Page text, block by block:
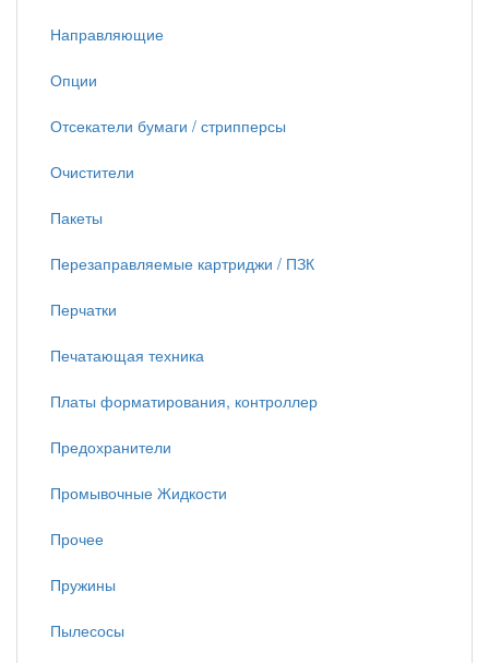
Направляющие
Опции
Отсекатели бумаги / стрипперсы
Очистители
Пакеты
Перезаправляемые картриджи / ПЗК
Перчатки
Печатающая техника
Платы форматирования, контроллер
Предохранители
Промывочные Жидкости
Прочее
Пружины
Пылесосы